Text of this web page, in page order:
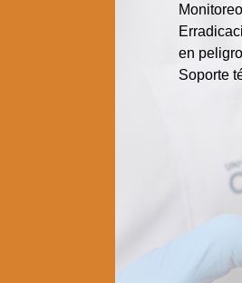
en peligro
Soporte